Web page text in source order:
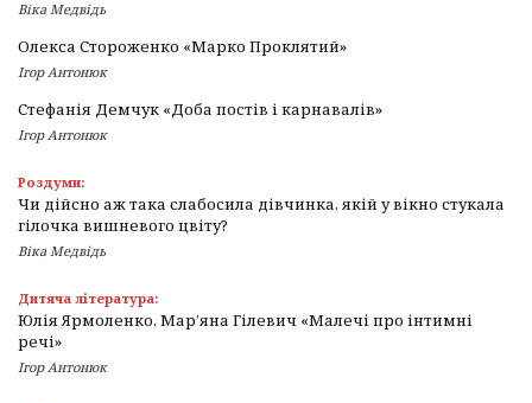
Віка Медвідь
Олекса Стороженко «Марко Проклятий»
Ігор Антонюк
Стефанія Демчук «Доба постів і карнавалів»
Ігор Антонюк
Роздуми:
Чи дійсно аж така слабосила дівчинка, якій у вікно стукала
гілочка вишневого цвіту?
Віка Медвідь
Дитяча література:
Юлія Ярмоленко, Мар’яна Гілевич «Малечі про інтимні
речі»
Ігор Антонюк